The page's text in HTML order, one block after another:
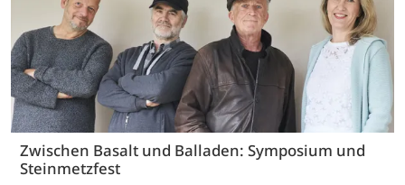
Zwischen Basalt und Balladen: Symposium und
Steinmetzfest